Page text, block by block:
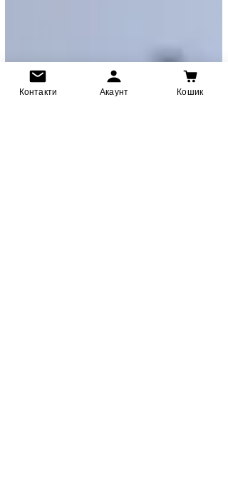
Контакти Акаунт Кошик